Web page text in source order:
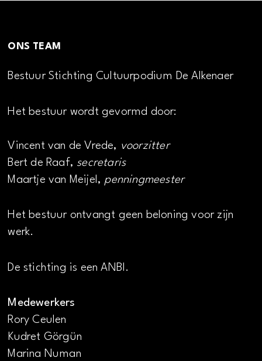
ONS TEAM
Bestuur Stichting Cultuurpodium De Alkenaer
Het bestuur wordt gevormd door:
Vincent van de Vrede, voorzitter
Bert de Raaf, secretaris
Maartje van Meijel, penningmeester
Het bestuur ontvangt geen beloning voor zijn
werk.
De stichting is een ANBI.
Medewerkers
Rory Ceulen
Kudret Görgün
Marina Numan